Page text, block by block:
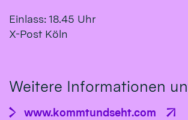
Einlass: 18.45 Uhr
X-Post Köln
Weitere Informationen
www.kommtundseht.com